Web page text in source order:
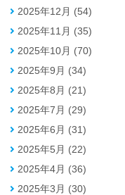
2025年12月 (54)
2025年11月 (35)
2025年10月 (70)
2025年9月 (34)
2025年8月 (21)
2025年7月 (29)
2025年6月 (31)
2025年5月 (22)
2025年4月 (36)
2025年3月 (30)